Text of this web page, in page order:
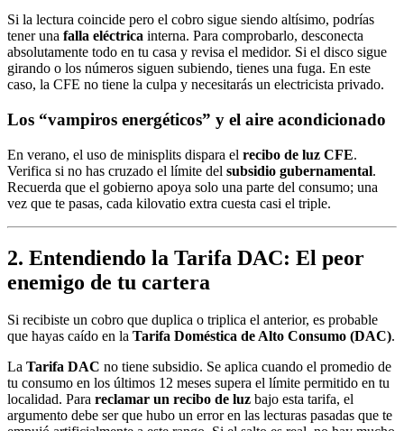
Si la lectura coincide pero el cobro sigue siendo altísimo, podrías
tener una falla eléctrica interna. Para comprobarlo, desconecta
absolutamente todo en tu casa y revisa el medidor. Si el disco sigue
girando o los números siguen subiendo, tienes una fuga. En este
caso, la CFE no tiene la culpa y necesitarás un electricista privado.
Los “vampiros energéticos” y el aire acondicionado
En verano, el uso de minisplits dispara el recibo de luz CFE.
Verifica si no has cruzado el límite del subsidio gubernamental.
Recuerda que el gobierno apoya solo una parte del consumo; una
vez que te pasas, cada kilovatio extra cuesta casi el triple.
2. Entendiendo la Tarifa DAC: El peor
enemigo de tu cartera
Si recibiste un cobro que duplica o triplica el anterior, es probable
que hayas caído en la Tarifa Doméstica de Alto Consumo (DAC).
La Tarifa DAC no tiene subsidio. Se aplica cuando el promedio de
tu consumo en los últimos 12 meses supera el límite permitido en tu
localidad. Para reclamar un recibo de luz bajo esta tarifa, el
argumento debe ser que hubo un error en las lecturas pasadas que te